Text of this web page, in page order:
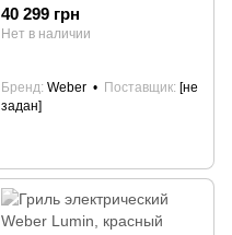
40 299 грн
Нет в наличии
Бренд Weber Поставщик [не
задан]